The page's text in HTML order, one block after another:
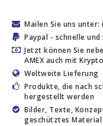
Mailen Sie uns
Paypal - schnelle
Jetzt können Sie
AMEX auch mit
Weltweite Lieferung
Produkte, die nach
hergestellt werden
Bilder, Texte,
geschütztes